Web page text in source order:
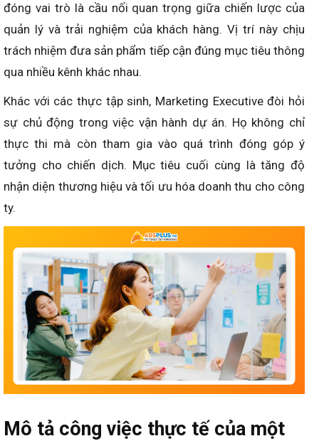
đóng vai trò là cầu nối quan trọng giữa chiến lược của
quản lý và trải nghiệm của khách hàng. Vị trí này chịu
trách nhiệm đưa sản phẩm tiếp cận đúng mục tiêu thông
qua nhiều kênh khác nhau.
Khác với các thực tập sinh, Marketing Executive đòi hỏi
sự chủ động trong việc vận hành dự án. Họ không chỉ
thực thi mà còn tham gia vào quá trình đóng góp ý
tưởng cho chiến dịch. Mục tiêu cuối cùng là tăng độ
nhận diện thương hiệu và tối ưu hóa doanh thu cho công
ty.
Mô tả công việc thực tế của một